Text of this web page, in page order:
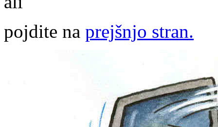
pojdite na prejšnjo stran.